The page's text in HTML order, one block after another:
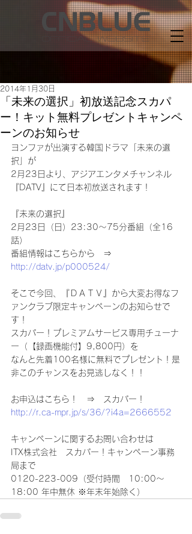
「未来の選択」初放送記念スカパ
ー！キット無料プレゼントキャンペ
ーンのお知らせ
2014年1月30日
ヨンファが出演する韓国ドラマ「未来の選
択」が
2月23日より、アジアエンタメチャンネル
『DATV』にて日本初放送されます！
『未来の選択』
2月23日（日）23:30～75分番組（全16
話）
番組情報はこちらから　⇒
http://datv.jp/p000524/
そこで今回、『ＤＡＴＶ』から大変お得なフ
ァンクラブ限定キャンペーンのお知らせで
す！
スカパー！プレミアムサービス専用チューナ
ー（【録画機能付】9,800円）を
なんと先着100名様に無料でプレゼント！是
非このチャンスをお見逃しなく！！
お申込はこちら！　⇒　スカパー！
http://r.ca-mpr.jp/s/36/?i4a=2666552
キャンペーンに関するお問い合わせは
ITX株式会社　スカパー！キャンペーン事務
局まで
0120-223-009（受付時間　10:00～
18:00 年中無休 ※年末年始除く）